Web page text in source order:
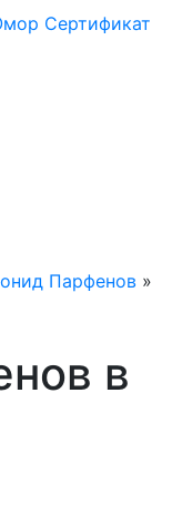
Сертификат
Парфенов »
в